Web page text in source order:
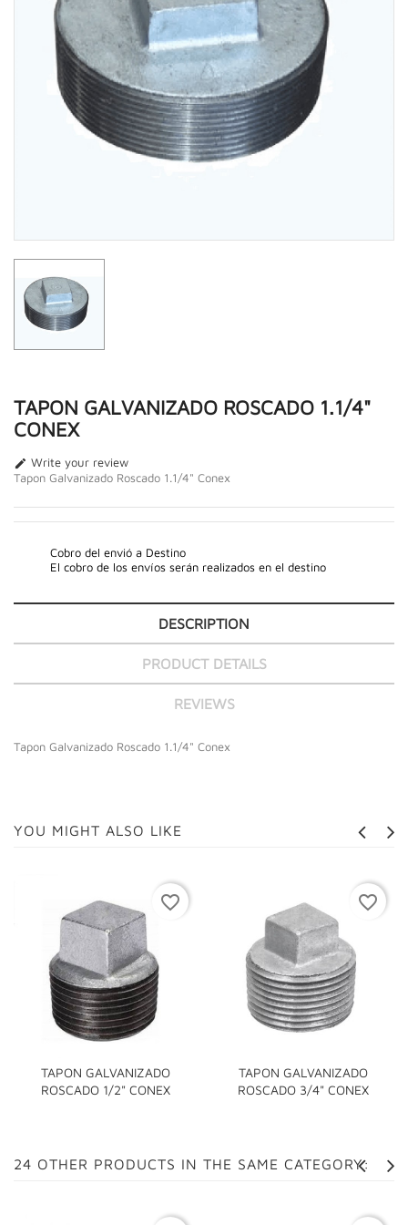
TAPON GALVANIZADO ROSCADO 1.1/4"
CONEX
 Write your review
Tapon Galvanizado Roscado 1.1/4" Conex
Cobro del envió a Destino
El cobro de los envíos serán realizados en el destino
DESCRIPTION
PRODUCT DETAILS
REVIEWS
Tapon Galvanizado Roscado 1.1/4" Conex
YOU MIGHT ALSO LIKE
TAPON GALVANIZADO
ROSCADO 1/2" CONEX
favorite_border
TAPON GALVANIZADO
ROSCADO 3/4" CONEX
favorite_border
24 OTHER PRODUCTS IN THE SAME CATEGORY: